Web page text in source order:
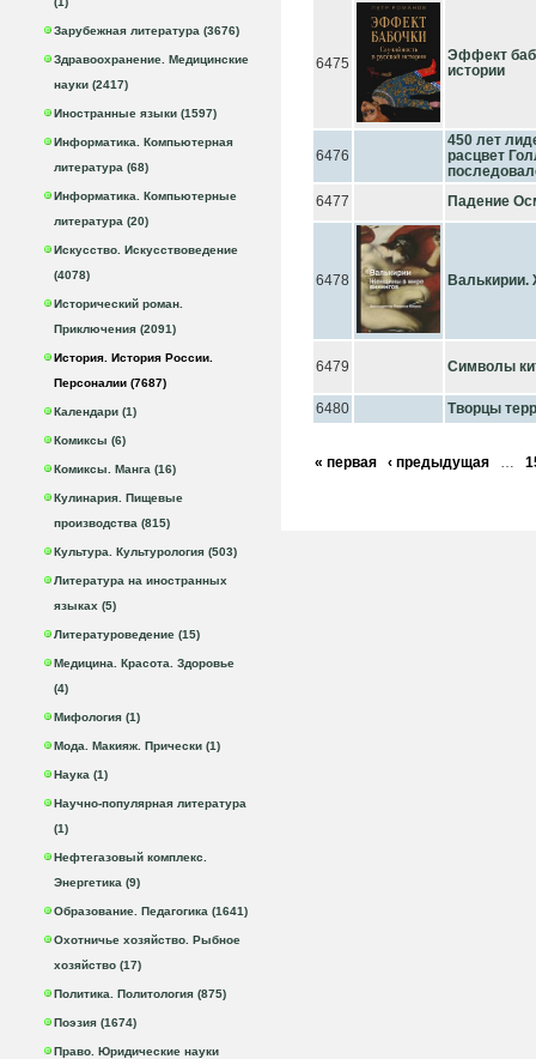
Зарубежная литература (3676)
Здравоохранение. Медицинские
науки (2417)
Иностранные языки (1597)
Информатика. Компьютерная
литература (68)
Информатика. Компьютерные
литература (20)
Искусство. Искусствоведение
(4078)
Исторический роман.
Приключения (2091)
История. История России.
Персоналии (7687)
Календари (1)
Комиксы (6)
Комиксы. Манга (16)
Кулинария. Пищевые
производства (815)
Культура. Культурология (503)
Литература на иностранных
языках (5)
Литературоведение (15)
Медицина. Красота. Здоровье
(4)
Мифология (1)
Мода. Макияж. Прически (1)
Наука (1)
Научно-популярная литература
(1)
Нефтегазовый комплекс.
Энергетика (9)
Образование. Педагогика (1641)
Охотничье хозяйство. Рыбное
хозяйство (17)
Политика. Политология (875)
Поэзия (1674)
Право. Юридические науки
6475
Эффект
истории
6476
450 лет
расцвет
6477
Падение
6478 Валькирии.
6479 Символы
6480 Творцы
« первая ‹ предыдущая …